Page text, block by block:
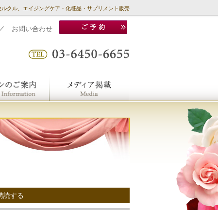
クル、エイジングケア・化粧品・サプリメント販売
／ お問い合わせ
読する